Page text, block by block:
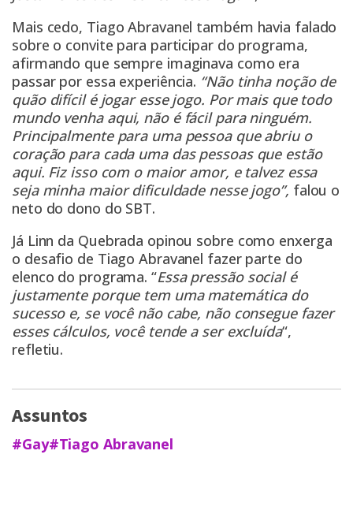
Mais cedo, Tiago Abravanel também havia falado
sobre o convite para participar do programa,
afirmando que sempre imaginava como era
passar por essa experiência. “Não tinha noção de
quão difícil é jogar esse jogo. Por mais que todo
mundo venha aqui, não é fácil para ninguém.
Principalmente para uma pessoa que abriu o
coração para cada uma das pessoas que estão
aqui. Fiz isso com o maior amor, e talvez essa
seja minha maior dificuldade nesse jogo”, falou o
neto do dono do SBT.
Já Linn da Quebrada opinou sobre como enxerga
o desafio de Tiago Abravanel fazer parte do
elenco do programa. “Essa pressão social é
justamente porque tem uma matemática do
sucesso e, se você não cabe, não consegue fazer
esses cálculos, você tende a ser excluída“,
refletiu.
Assuntos
#Gay#Tiago Abravanel